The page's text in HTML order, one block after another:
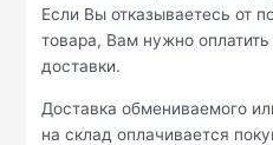
Если Вы отказываетесь от
товара, Вам нужно
доставки.
Доставка обмениваемого
на склад оплачивается